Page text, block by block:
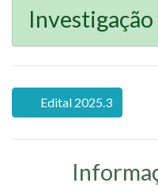
Edital 2025.3